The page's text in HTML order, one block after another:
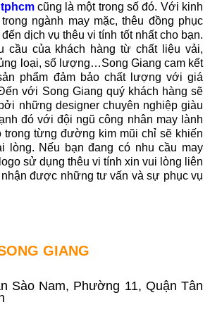
cũng là một trong số đó. Với kinh
ngành may mặc, thêu đồng phục
dịch vụ thêu vi tính tốt nhất cho bạn.
cầu của khách hàng từ chất liệu vải,
loại, số lượng…Song Giang cam kết
phẩm đảm bảo chất lượng với giá
với Song Giang quý khách hàng sẽ
những designer chuyên nghiệp giàu
đó với đội ngũ công nhân may lành
trong từng đường kim mũi chỉ sẽ khiến
lòng. Nếu bạn đang có nhu cầu may
sử dụng thêu vi tính xin vui lòng liên
được những tư vấn và sự phục vụ
GIANG
Sào Nam, Phường 11, Quận Tân